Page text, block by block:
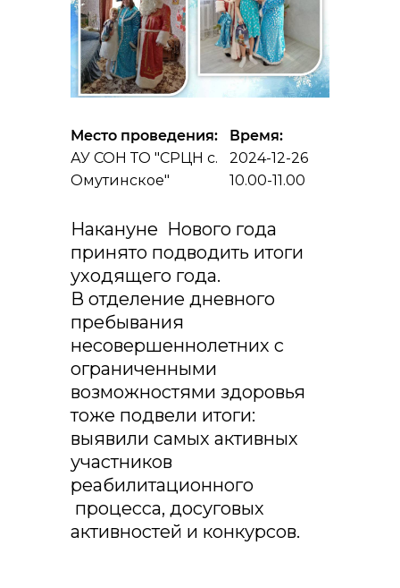
Место проведения:
АУ СОН ТО "СРЦН с.
Омутинское"
Время:
2024-12-26
10.00-11.00
Накануне Нового года
принято подводить итоги
уходящего года.
В отделение дневного
пребывания
несовершеннолетних с
ограниченными
возможностями здоровья
тоже подвели итоги:
выявили самых активных
участников
реабилитационного
процесса, досуговых
активностей и конкурсов.